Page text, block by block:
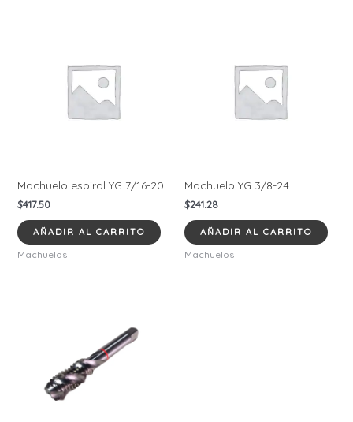
Machuelo espiral YG 7/16-20
$417.50
AÑADIR AL CARRITO
Machuelos
Machuelo YG 3/8-24
$241.28
AÑADIR AL CARRITO
Machuelos